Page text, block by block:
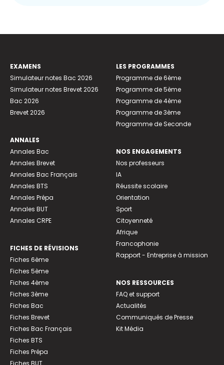
EXAMENS
Simulateur notes Bac 2026
Simulateur notes Brevet 2026
Bac 2026
Brevet 2026
ANNALES
Annales Bac
Annales Brevet
Annales Bac Français
Annales BTS
Annales Prépa
Annales BUT
Annales CRPE
FICHES DE RÉVISIONS
Fiches 6ème
Fiches 5ème
Fiches 4ème
Fiches 3ème
Fiches Bac
Fiches Brevet
Fiches Bac Français
Fiches BTS
Fiches Prépa
Fiches BUT
LES PROGRAMMES
Programme de 6ème
Programme de 5ème
Programme de 4ème
Programme de 3ème
Programme de Seconde
NOS ENGAGEMENTS
Nos professeurs
IA
Réussite scolaire
Orientation
Sport
Citoyenneté
Afrique
Francophonie
Rapport - Entreprise à mission
NOS RESSOURCES
FAQ et support
Actualités
Communiqués de Presse
Kit Média